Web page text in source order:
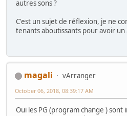
autres sons ?
C'est un sujet de réflexion, je ne
tenants aboutissants pour avoir un
magali
vArranger
October 06, 2018, 08:39:17 AM
Oui les PG (program change ) sont